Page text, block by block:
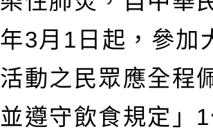
年3月1日起，參加
活動之民眾應全程
並遵守飲食規定」